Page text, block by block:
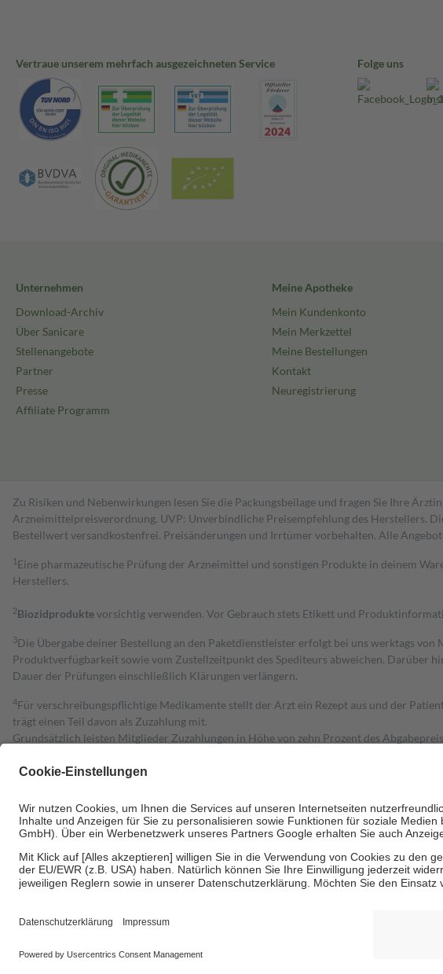
Vertraue unserem mehrfach ausgezeichneten Service Folge uns
Unternehmen
Download-Archiv
Über Sanicare
Stellenangebote
Partner
Presse
Affiliate Programm
Meine Apotheke
Mein Kundenkonto
Mein Merkzettel
Meine Bestellungen
Kontakt
Neuregistrierung
Zu Risiken und Nebenwirkungen lesen Sie die Packungsbeilage und fragen Sie Ihre
Arzneimittelpreisverordnung. UVP: Unverbindliche Preisempfehlung des Herstellers.
Bestell­wert versand­kosten­frei. Preisänderungen und Irrtümer vorbehalten. Alle
1 Eine pharmazeutische Prüfung der Arzneimittel und sonstigen Produkte in deinem
Herstellers.
2Biozidproduktevorsichtig verwenden. Vor Gebrauch stets Etikett und
3Die Übergabe deiner Bestellung an den Paketdienstleister erfolgt bei uns werktags
Produktverfügbarkeit sowie vom Zustellzeitpunkt des Spediteurs abweichen. Darüber
Dauer der Prüfungen einschließlich Klärungen verlängern.
4Für verschreibungspflichtige Medikamente stellt der Arzt ein Rezept aus und der
trägt einen Teil davon als Zuzahlung mit.
Grundsätzlich leisten Mitglieder Zuzahlungen in Höhe von zehn Prozent des
Diese Regeln gelten grundsätzlich auch für Online-Apotheken.
Um das Engagement der Versicherten für ihre eigene Gesundheit zu stärken und die
• Kindern und Jugendlichen bis zum vollendeten 18. Lebensjahr mit Ausnahme der
• Untersuchungen zur Vorsorge und Früherkennung, die von der GKV getragen werden
• empfohlenen Schutzimpfungen
• Harn- und Blutteststreifen
Informationen findest du hier: https://help.etrusted.com/hc/de/articles/4419944605341